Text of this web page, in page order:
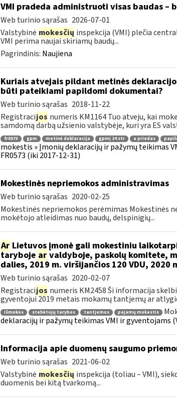
VMI pradeda administruoti visas baudas –
Web turinio sąrašas 2026-07-01
Valstybinė mokesčių inspekcija (VMI) plečia
VMI perima naujai skiriamų baudų...
Pagrindinis: Naujiena
Kuriais atvejais pildant metinės
būti pateikiami papildomi dokumentai?
Web turinio sąrašas 2018-11-22
Registracijos numeris KM1164 Tuo atveju, kai
samdomą darbą užsienio valstybėje, kuri yra ES
fr0573 gpm metinė deklaracija gpmį 24 str a priedas
mokestis » Įmonių deklaracijų ir pažymų teikimas
FR0573 (iki 2017-12-31)
Mokestinės nepriemokos administravimas
Web turinio sąrašas 2020-02-25
Mokestinės nepriemokos perėmimas Mokestinės
mokėtojo atleidimas nuo baudų, delspinigių...
ArLietuvos įmonė gali mokestiniu
taryboje arvaldyboje, paskolų komitete,
dalies, 2019 m. viršijančios 120 VDU, 2020
Web turinio sąrašas 2020-02-07
Registracijos numeris KM2458 Ši informacija
gyventojui 2019 metais mokamų tantjemų ar
išmokos stebėtojų tarybos tantjemos pajamų mokestis
deklaracijų ir pažymų teikimas VMI ir gyventojams
Informacija apie duomenų saugumo
Web turinio sąrašas 2021-06-02
Valstybinė mokesčių inspekcija (toliau – VMI),
duomenis bei kitą tvarkomą...